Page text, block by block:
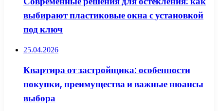
выбирают пластиковые окна с установкой
под ключ
25.04.2026
Квартира от застройщика: особенности
покупки, преимущества и важные нюансы
выбора